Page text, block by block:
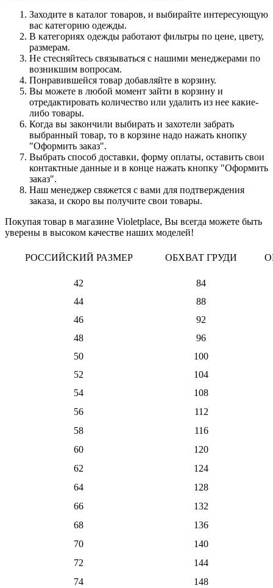
Заходите в каталог товаров, и выбирайте интересующую
вас категорию одежды.
В категориях одежды работают фильтры по цене, цвету,
размерам.
Не стесняйтесь связываться с нашими менеджерами по
возникшим вопросам.
Понравившейся товар добавляйте в корзину.
Вы можете в любой момент зайти в корзину и
отредактировать количество или удалить из нее какие-
либо товары.
Когда вы закончили выбирать и захотели забрать
выбранный товар, то в корзине надо нажать кнопку
"Оформить заказ".
Выбрать способ доставки, форму оплаты, оставить свои
контактные данные и в конце нажать кнопку "Оформить
заказ".
Наш менеджер свяжется с вами для подтверждения
заказа, и скоро вы получите свои товары.
Покупая товар в магазине Violetplace, Вы всегда можете быть
уверены в высоком качестве наших моделей!
РОССИЙСКИЙ РАЗМЕР ОБХВАТ ГРУДИ
42
84
44
88
46
92
48
96
50
100
52
104
54
108
56
112
58
116
60
120
62
124
64
128
66
132
68
136
70
140
72
144
74
148